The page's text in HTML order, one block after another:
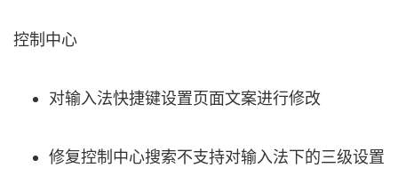
控制中心
对输入法快捷键设置页面文案进行修改
修复控制中心搜索不支持对输入法下的三级设置